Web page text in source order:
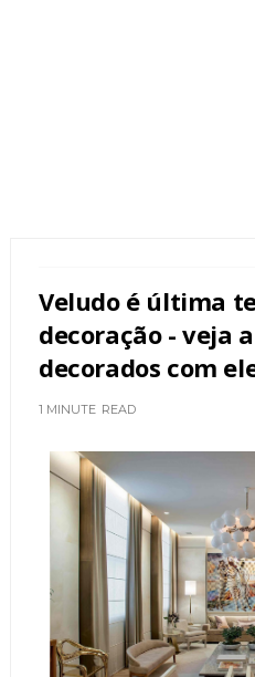
Veludo é última
decoração - veja
decorados com
1 MINUTE READ